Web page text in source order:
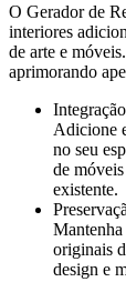
O Gerador de
interiores
de arte e
aprimorando
Adicione
no seu
de
existente.
Mantenha
originais
design e